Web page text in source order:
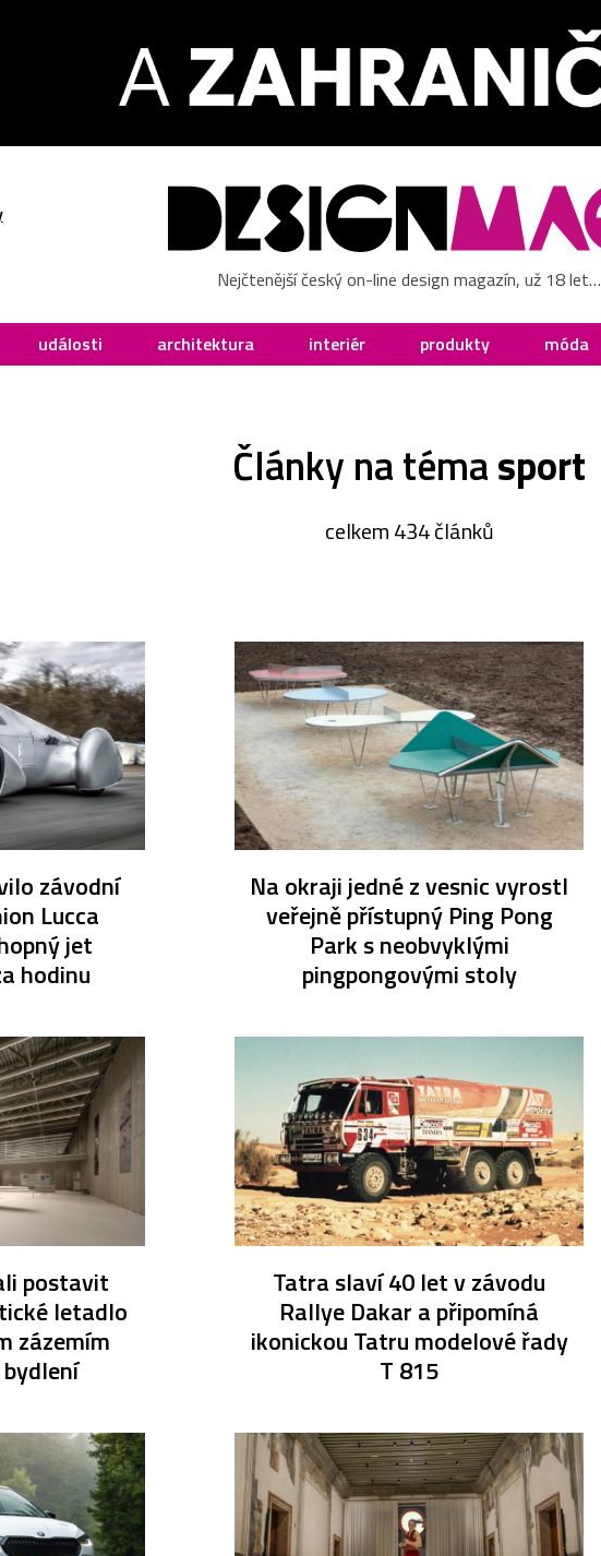
Nejčtenější český on-line design magazín, už 18 let…
události architektura interiér produkty móda
Články na témasport
celkem 434 článků
závodní
Lucca
jet
hodinu
Na okraji jedné z vesnic vyrostl
veřejně přístupný Ping Pong
Park s neobvyklými
pingpongovými stoly
postavit
letadlo
zázemím
Tatra slaví 40 let v závodu
Rallye Dakar a připomíná
ikonickou Tatru modelové řady
T 815